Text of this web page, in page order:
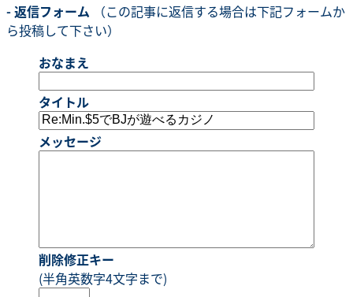
- 返信フォーム （この記事に返信する場合は下記フォームか
ら投稿して下さい）
おなまえ
タイトル
メッセージ
削除修正キー
(半角英数字4文字まで)